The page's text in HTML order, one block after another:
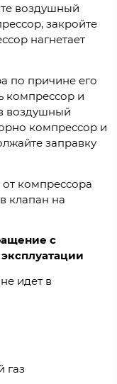
воздушный
закройте
нагнетает
по причине его
компрессор и
воздушный
компрессор и
заправку
компрессора
клапан на
с
не идет в
газ